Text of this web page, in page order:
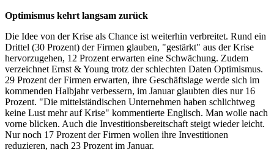
Optimismus kehrt langsam zurück
Die Idee von der Krise als Chance ist weiterhin verbreitet. Rund ein
Drittel (30 Prozent) der Firmen glauben, "gestärkt" aus der Krise
hervorzugehen, 12 Prozent erwarten eine Schwächung. Zudem
verzeichnet Ernst & Young trotz der schlechten Daten Optimismus.
29 Prozent der Firmen erwarten, ihre Geschäftslage werde sich im
kommenden Halbjahr verbessern, im Januar glaubten dies nur 16
Prozent. "Die mittelständischen Unternehmen haben schlichtweg
keine Lust mehr auf Krise" kommentierte Englisch. Man wolle nach
vorne blicken. Auch die Investitionsbereitschaft steigt wieder leicht.
Nur noch 17 Prozent der Firmen wollen ihre Investitionen
reduzieren, nach 23 Prozent im Januar.